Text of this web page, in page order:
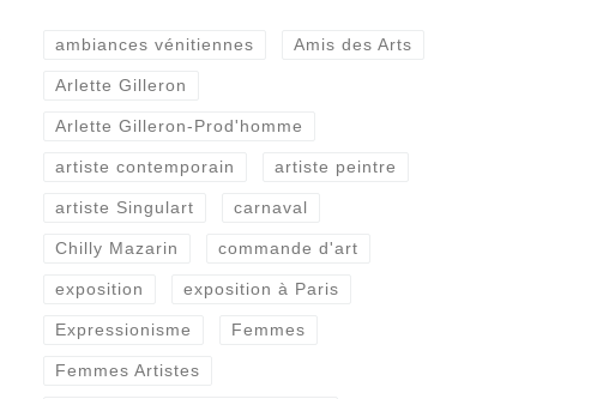
ambiances vénitiennes Amis des Arts
Arlette Gilleron
Arlette Gilleron-Prod'homme
artiste contemporain artiste peintre
artiste Singulart carnaval
Chilly Mazarin commande d'art
exposition exposition à Paris
Expressionisme Femmes
Femmes Artistes